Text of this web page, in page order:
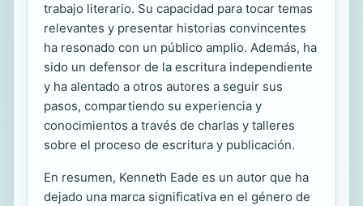
trabajo literario. Su capacidad para tocar temas
relevantes y presentar historias convincentes
ha resonado con un público amplio. Además, ha
sido un defensor de la escritura independiente
y ha alentado a otros autores a seguir sus
pasos, compartiendo su experiencia y
conocimientos a través de charlas y talleres
sobre el proceso de escritura y publicación.
En resumen, Kenneth Eade es un autor que ha
dejado una marca significativa en el género de